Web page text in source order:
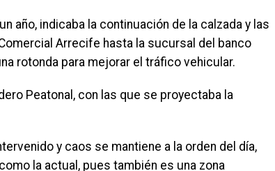
año, indicaba la continuación de la calzada y las
Arrecife hasta la sucursal del banco
rotonda para mejorar el tráfico vehicular.
Peatonal, con las que se proyectaba la
y caos se mantiene a la orden del día,
la actual, pues también es una zona